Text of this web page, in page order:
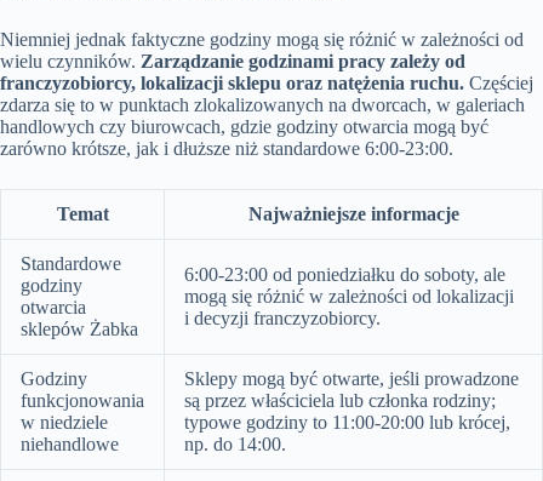
Niemniej jednak faktyczne godziny mogą się różnić w zależności od
wielu czynników. Zarządzanie godzinami pracy zależy od
franczyzobiorcy, lokalizacji sklepu oraz natężenia ruchu. Częściej
zdarza się to w punktach zlokalizowanych na dworcach, w galeriach
handlowych czy biurowcach, gdzie godziny otwarcia mogą być
zarówno krótsze, jak i dłuższe niż standardowe 6:00-23:00.
Temat Najważniejsze informacje
Standardowe
godziny
otwarcia
sklepów Żabka
6:00-23:00 od poniedziałku do soboty, ale
mogą się różnić w zależności od lokalizacji
i decyzji franczyzobiorcy.
Godziny
funkcjonowania
w niedziele
niehandlowe
Sklepy mogą być otwarte, jeśli prowadzone
są przez właściciela lub członka rodziny;
typowe godziny to 11:00-20:00 lub krócej,
np. do 14:00.